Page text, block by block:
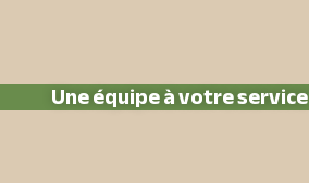
Une équipe à votre service